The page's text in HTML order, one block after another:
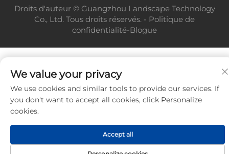
Droits d'auteur © Guangzhou Landscape Technology
Co., Ltd. Tous droits réservés. - Politique de
confidentialité-Blogue
We value your privacy
We use cookies and similar tools to provide our services. If
you don't want to accept all cookies, click Personalize
cookies.
Accept all